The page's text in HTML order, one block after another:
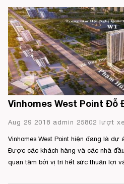
Vinhomes West Point Đỗ
Aug 29 2018 admin 25802 lượt
Vinhomes West Point hiện đang là dự
Được các khách hàng và các nhà
quan tâm bởi vị trí hết sức thuận lợi